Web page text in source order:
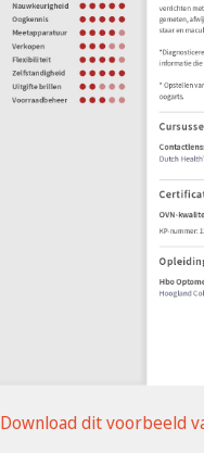
Download dit voorbeeld